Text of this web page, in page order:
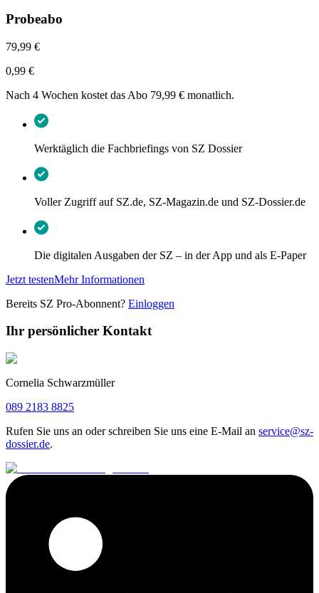
Probeabo
79,99 €
0,99 €
Nach 4 Wochen kostet das Abo 79,99 € monatlich.
Werktäglich die Fachbriefings von SZ Dossier
Voller Zugriff auf SZ.de, SZ-Magazin.de und SZ-Dossier.de
Die digitalen Ausgaben der SZ – in der App und als E-Paper
Jetzt testenMehr Informationen
Bereits SZ Pro-Abonnent? Einloggen
Ihr persönlicher Kontakt
Cornelia Schwarzmüller
089 2183 8825
Rufen Sie uns an oder schreiben Sie uns eine E-Mail an service@sz-
dossier.de.